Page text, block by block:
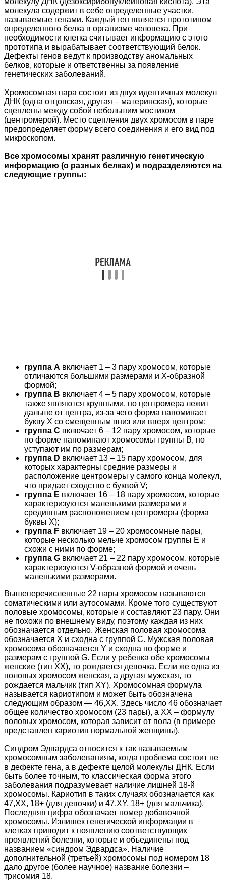
молекула содержит в себе определенные участки,
называемые генами. Каждый ген является прототипом
определенного белка в организме человека. При
необходимости клетка считывает информацию с этого
прототипа и вырабатывает соответствующий белок.
Дефекты генов ведут к производству аномальных
белков, которые и ответственны за появление
генетических заболеваний.
Хромосомная пара состоит из двух идентичных молекул
ДНК (одна отцовская, другая – материнская), которые
сцеплены между собой небольшим мостиком
(центромерой). Место сцепления двух хромосом в паре
предопределяет форму всего соединения и его вид под
микроскопом.
Все хромосомы хранят различную генетическую
информацию (о разных белках) и подразделяются на
следующие группы:
группа А включает 1 – 3 пару хромосом, которые
отличаются большими размерами и X-образной
формой;
группа В включает 4 – 5 пару хромосом, которые
также являются крупными, но центромера лежит
дальше от центра, из-за чего форма напоминает
букву Х со смещенным вниз или вверх центром;
группа С включает 6 – 12 пару хромосом, которые
по форме напоминают хромосомы группы В, но
уступают им по размерам;
группа D включает 13 – 15 пару хромосом, для
которых характерны средние размеры и
расположение центромеры у самого конца молекул,
что придает сходство с буквой V;
группа Е включает 16 – 18 пару хромосом, которые
характеризуются маленькими размерами и
срединным расположением центромеры (форма
буквы Х);
группа F включает 19 – 20 хромосомные пары,
которые несколько мельче хромосом группы Е и
схожи с ними по форме;
группа G включает 21 – 22 пару хромосом, которые
характеризуются V-образной формой и очень
маленькими размерами.
Вышеперечисленные 22 пары хромосом называются
соматическими или аутосомами. Кроме того существуют
половые хромосомы, которые и составляют 23 пару. Они
не похожи по внешнему виду, поэтому каждая из них
обозначается отдельно. Женская половая хромосома
обозначается Х и сходна с группой С. Мужская половая
хромосома обозначается Y и сходна по форме и
размерам с группой G. Если у ребенка обе хромосомы
женские (тип ХХ), то рождается девочка. Если же одна из
половых хромосом женская, а другая мужская, то
рождается мальчик (тип ХY). Хромосомная формула
называется кариотипом и может быть обозначена
следующим образом — 46,ХХ. Здесь число 46 обозначает
общее количество хромосом (23 пары), а ХХ – формулу
половых хромосом, которая зависит от пола (в примере
представлен кариотип нормальной женщины).
Синдром Эдвардса относится к так называемым
хромосомным заболеваниям, когда проблема состоит не
в дефекте гена, а в дефекте целой молекулы ДНК. Если
быть более точным, то классическая форма этого
заболевания подразумевает наличие лишней 18-й
хромосомы. Кариотип в таких случаях обозначается как
47,ХХ, 18+ (для девочки) и 47,ХY, 18+ (для мальчика).
Последняя цифра обозначает номер добавочной
хромосомы. Излишек генетической информации в
клетках приводит к появлению соответствующих
проявлений болезни, которые и объединены под
названием «синдром Эдвардса». Наличие
дополнительной (третьей) хромосомы под номером 18
дало другое (более научное) название болезни –
трисомия 18.